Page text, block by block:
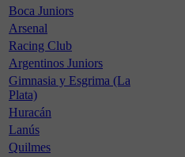
Boca Juniors
Arsenal
Racing Club
Argentinos Juniors
Gimnasia y Esgrima (La
Plata)
Huracán
Lanús
Quilmes